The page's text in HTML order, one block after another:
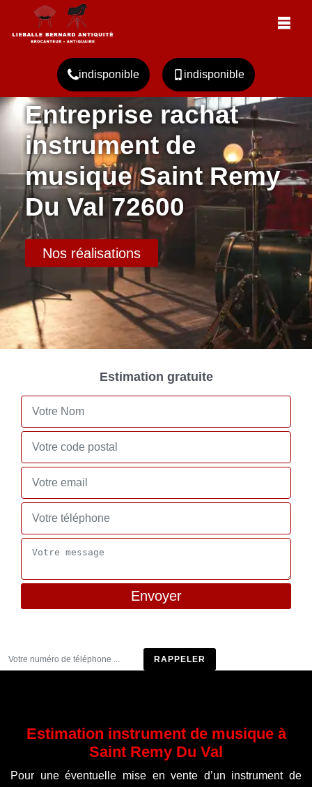
indisponible indisponible
Entreprise rachat
instrument de
musique Saint Remy
Du Val 72600
Nos réalisations
Estimation gratuite
Estimation instrument de musique à
Saint Remy Du Val
Pour une éventuelle mise en vente d’un instrument de